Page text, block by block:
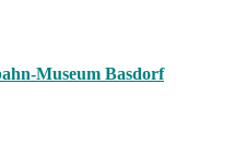
Museum Basdorf